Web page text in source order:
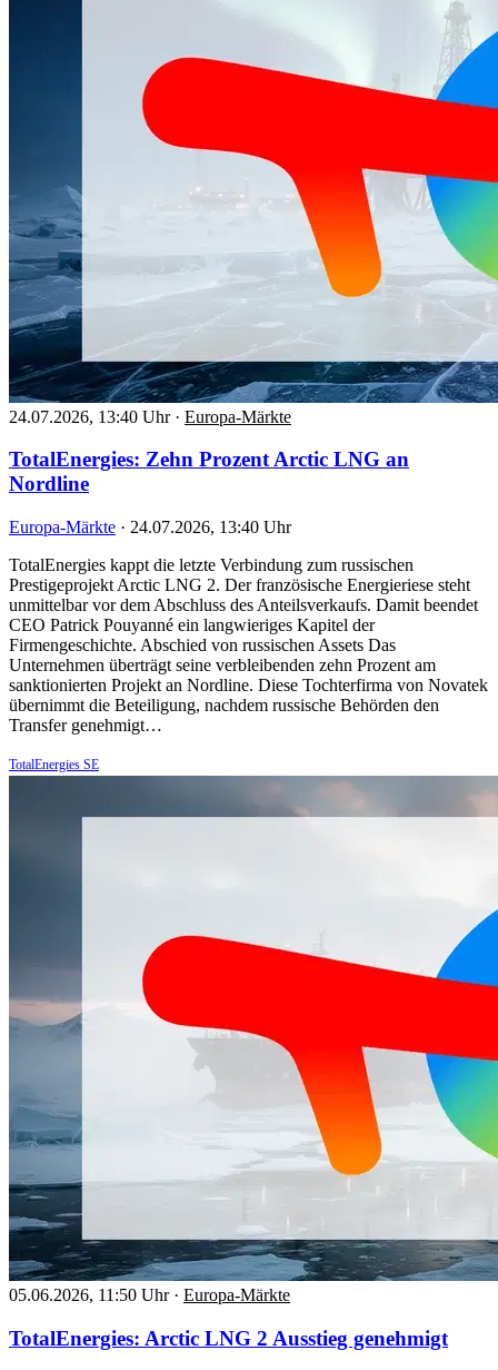
24.07.2026, 13:40 Uhr · Europa-Märkte
TotalEnergies: Zehn Prozent Arctic LNG an
Nordline
Europa-Märkte · 24.07.2026, 13:40 Uhr
TotalEnergies kappt die letzte Verbindung zum russischen
Prestigeprojekt Arctic LNG 2. Der französische Energieriese steht
unmittelbar vor dem Abschluss des Anteilsverkaufs. Damit beendet
CEO Patrick Pouyanné ein langwieriges Kapitel der
Firmengeschichte. Abschied von russischen Assets Das
Unternehmen überträgt seine verbleibenden zehn Prozent am
sanktionierten Projekt an Nordline. Diese Tochterfirma von Novatek
übernimmt die Beteiligung, nachdem russische Behörden den
Transfer genehmigt…
TotalEnergies SE
05.06.2026, 11:50 Uhr · Europa-Märkte
TotalEnergies: Arctic LNG 2 Ausstieg genehmigt